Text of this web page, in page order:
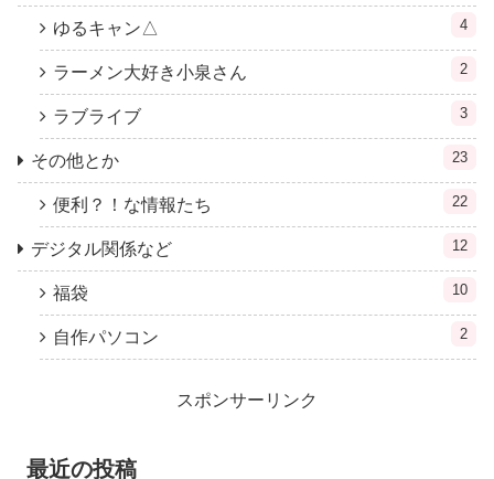
ゆるキャン△ 4
ラーメン大好き小泉さん 2
ラブライブ 3
その他とか 23
便利？！な情報たち 22
デジタル関係など 12
福袋 10
自作パソコン 2
スポンサーリンク
最近の投稿